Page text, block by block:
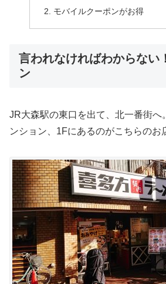
モバイルクーポンがお得
言われなければわからない
ン
JR大森駅の東口を出て、北一番街へ
ンション、1Fにあるのがこちらのお